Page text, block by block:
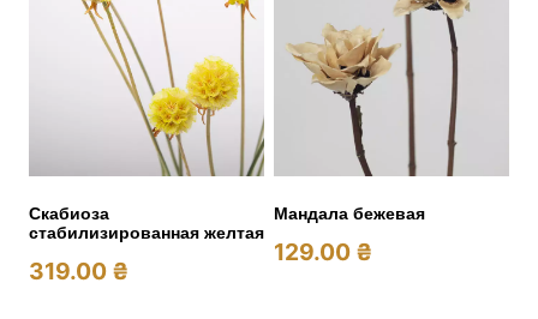
Скабиоза
стабилизированная желтая
319.00 ₴
Мандала бежевая
129.00 ₴